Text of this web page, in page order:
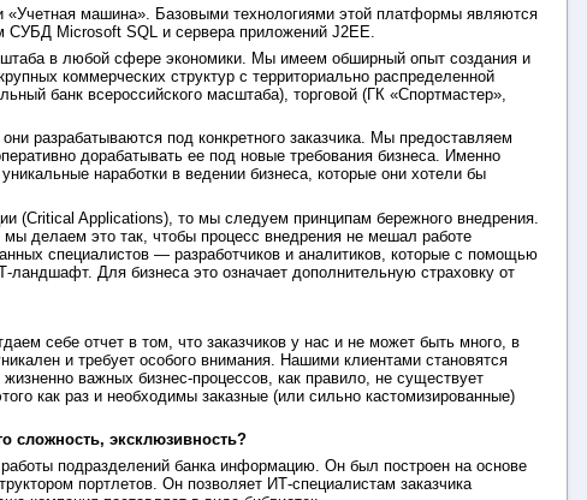
машина». Базовыми технологиями этой платформы являются
СУБД Microsoft SQL и сервера приложений J2EE.
в любой сфере экономики. Мы имеем обширный опыт создания и
коммерческих структур с территориально распределенной
банк всероссийского масштаба), торговой (ГК «Спортмастер»,
разрабатываются под конкретного заказчика. Мы предоставляем
дорабатывать ее под новые требования бизнеса. Именно
наработки в ведении бизнеса, которые они хотели бы
Applications), то мы следуем принципам бережного внедрения.
делаем это так, чтобы процесс внедрения не мешал работе
специалистов — разработчиков и аналитиков, которые с помощью
Для бизнеса это означает дополнительную страховку от
себе отчет в том, что заказчиков у нас и не может быть много, в
и требует особого внимания. Нашими клиентами становятся
важных бизнес-процессов, как правило, не существует
как раз и необходимы заказные (или сильно кастомизированные)
сложность, эксклюзивность?
подразделений банка информацию. Он был построен на основе
портлетов. Он позволяет ИТ-специалистам заказчика